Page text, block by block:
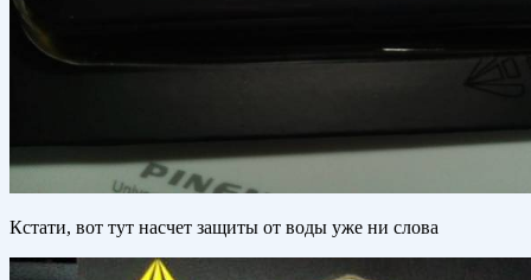
Кстати, вот тут насчет защиты от воды уже ни слова